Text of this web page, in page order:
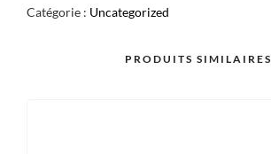
MAYONNAISE
Catégorie : Uncategorized
PRODUITS SIMILAIRES